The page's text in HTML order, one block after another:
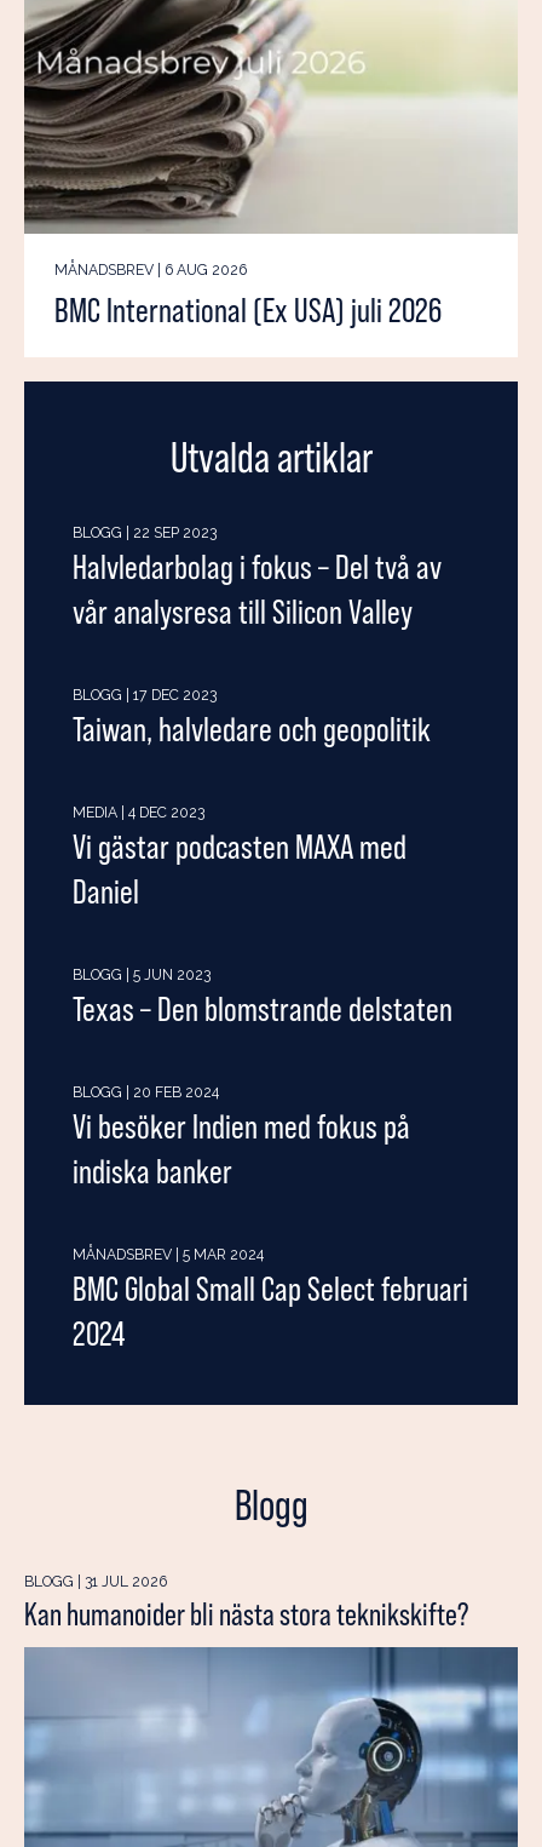
MÅNADSBREV | 6 AUG 2026
BMC International (Ex USA) juli 2026
Utvalda artiklar
BLOGG | 22 SEP 2023
Halvledarbolag i fokus – Del två av
vår analysresa till Silicon Valley
BLOGG | 17 DEC 2023
Taiwan, halvledare och geopolitik
MEDIA | 4 DEC 2023
Vi gästar podcasten MAXA med
Daniel
BLOGG | 5 JUN 2023
Texas – Den blomstrande delstaten
BLOGG | 20 FEB 2024
Vi besöker Indien med fokus på
indiska banker
MÅNADSBREV | 5 MAR 2024
BMC Global Small Cap Select februari
2024
Blogg
BLOGG | 31 JUL 2026
Kan humanoider bli nästa stora teknikskifte?